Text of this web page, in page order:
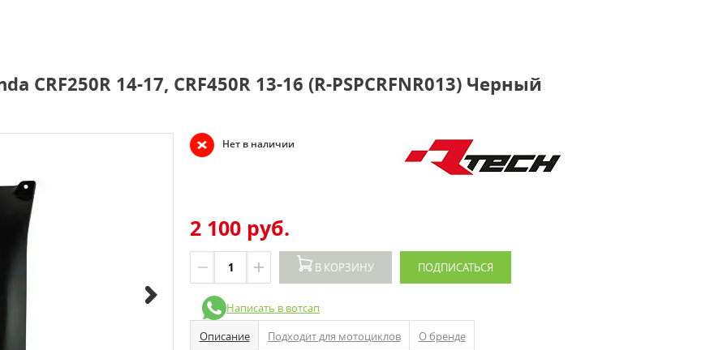
CRF250R 14-17, CRF450R 13-16 (R-PSPCRFNR013) Черный
Нет в наличии
2 100 руб.
В КОРЗИНУ ПОДПИСАТЬСЯ
Написать в вотсап
Описание
Подходит для мотоциклов О бренде